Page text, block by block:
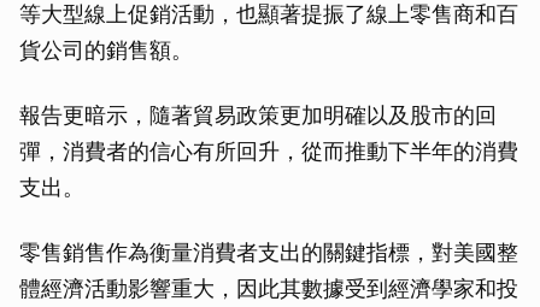
等大型線上促銷活動，也顯著提振了線上零售商和百
貨公司的銷售額。
報告更暗示，隨著貿易政策更加明確以及股市的回
彈，消費者的信心有所回升，從而推動下半年的消費
支出。
零售銷售作為衡量消費者支出的關鍵指標，對美國整
體經濟活動影響重大，因此其數據受到經濟學家和投